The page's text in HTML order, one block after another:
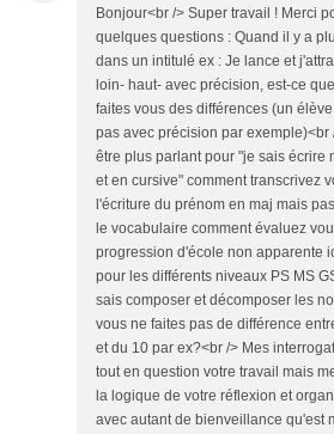
Bonjour<br /> Super travail ! Merci
quelques questions : Quand il y a
dans un intitulé ex : Je lance et
loin- haut- avec précision, est-ce
faites vous des différences (un
pas avec précision par exemple)<br
être plus parlant pour "je sais écrire
et en cursive" comment transcrivez
l'écriture du prénom en maj mais
le vocabulaire comment évaluez
progression d'école non apparente
pour les différents niveaux PS MS
sais composer et décomposer les
vous ne faites pas de différence
et du 10 par ex?<br /> Mes
tout en question votre travail mais
la logique de votre réflexion et
avec autant de bienveillance qu'est